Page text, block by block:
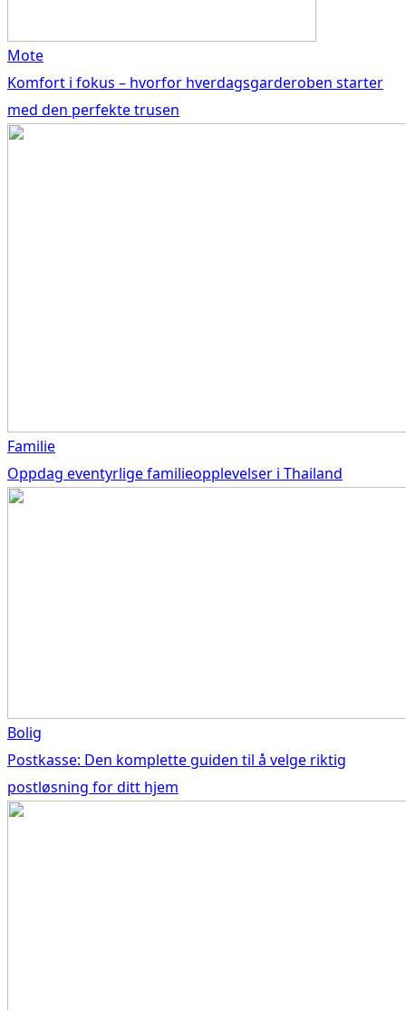
Mote
Komfort i fokus – hvorfor hverdagsgarderoben starter
med den perfekte trusen
Familie
Oppdag eventyrlige familieopplevelser i Thailand
Bolig
Postkasse: Den komplette guiden til å velge riktig
postløsning for ditt hjem